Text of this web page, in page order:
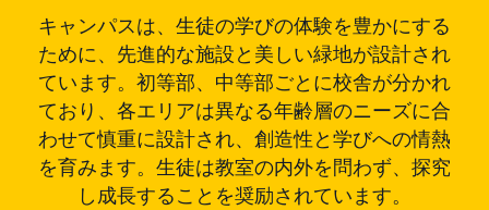
キャンパスは、生徒の学びの体験を豊かにする
ために、先進的な施設と美しい緑地が設計され
ています。初等部、中等部ごとに校舎が分かれ
ており、各エリアは異なる年齢層のニーズに合
わせて慎重に設計され、創造性と学びへの情熱
を育みます。生徒は教室の内外を問わず、探究
し成長することを奨励されています。